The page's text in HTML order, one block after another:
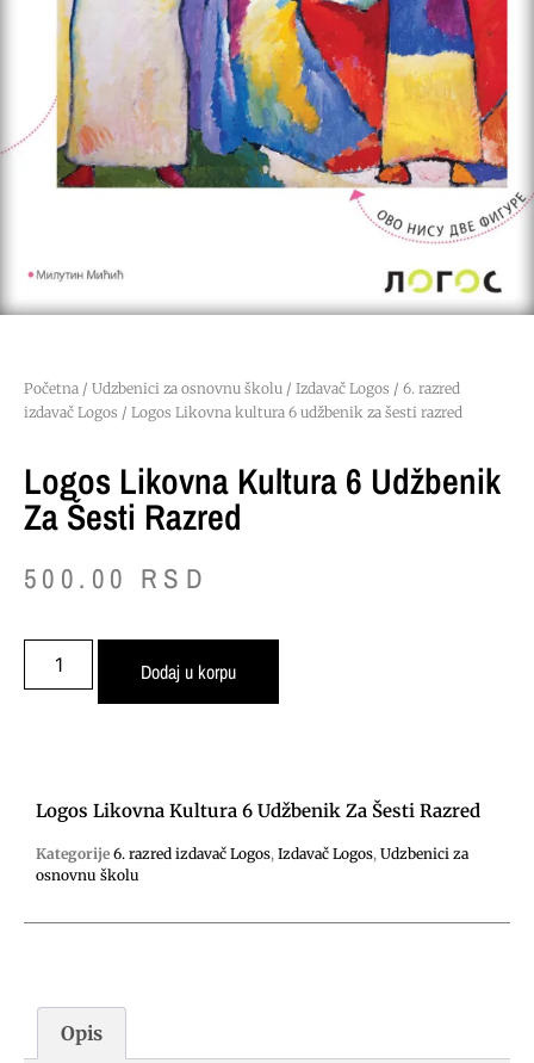
Početna / Udzbenici za osnovnu školu / Izdavač Logos / 6. razred
izdavač Logos / Logos Likovna kultura 6 udžbenik za šesti razred
Logos Likovna Kultura 6 Udžbenik
Za Šesti Razred
500.00 RSD
Dodaj u korpu
Logos Likovna Kultura 6 Udžbenik Za Šesti Razred
Kategorije 6. razred izdavač Logos, Izdavač Logos, Udzbenici za
osnovnu školu
Opis